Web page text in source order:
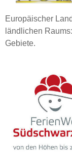
Europäischer
ländlichen
Gebiete.